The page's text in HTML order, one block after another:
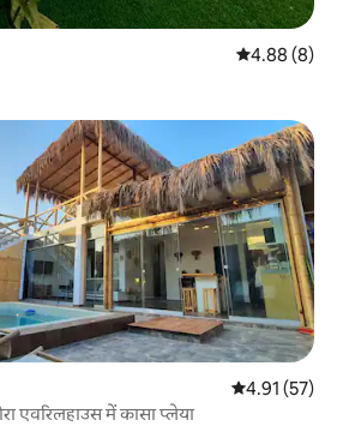
औसत रेटिंग 5 में
4.88 (8)
औसत रेटिंग 5 में
4.91 (57)
एवरिलहाउस में कासा प्लेया